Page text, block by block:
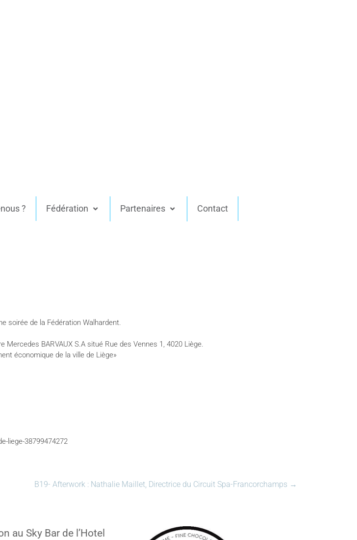
? Fédération Partenaires Contact
soirée de la Fédération Walhardent.
BARVAUX S.A situé Rue des Vennes 1, 4020 Liège.
économique de la ville de Liège»
liege-38799474272
B19- Afterwork : Nathalie Maillet, Directrice du Circuit Spa-Francorchamps →
au Sky Bar de l’Hotel